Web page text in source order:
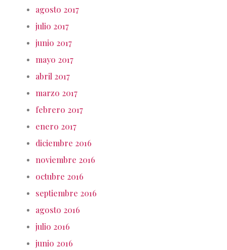
agosto 2017
julio 2017
junio 2017
mayo 2017
abril 2017
marzo 2017
febrero 2017
enero 2017
diciembre 2016
noviembre 2016
octubre 2016
septiembre 2016
agosto 2016
julio 2016
junio 2016